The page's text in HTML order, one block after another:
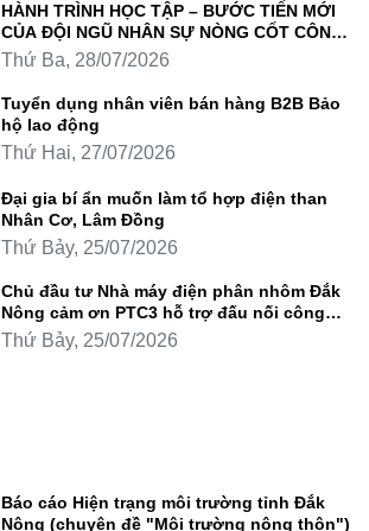
HÀNH TRÌNH HỌC TẬP – BƯỚC TIẾN MỚI
CỦA ĐỘI NGŨ NHÂN SỰ NÒNG CỐT CÔNG
TY LUYỆN KIM TRẦN HỒNG QUÂN
Thứ Ba, 28/07/2026
Tuyển dụng nhân viên bán hàng B2B Bảo
hộ lao động
Thứ Hai, 27/07/2026
Đại gia bí ẩn muốn làm tổ hợp điện than
Nhân Cơ, Lâm Đồng
Thứ Bảy, 25/07/2026
Chủ đầu tư Nhà máy điện phân nhôm Đắk
Nông cảm ơn PTC3 hỗ trợ đấu nối công
trình
Thứ Bảy, 25/07/2026
Báo cáo Hiện trạng môi trường tỉnh Đắk
Nông (chuyên đề "Môi trường nông thôn")